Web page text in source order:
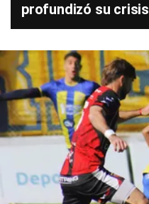
profundizó su crisis